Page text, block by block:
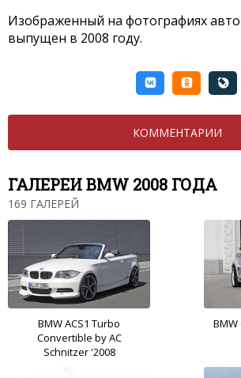
Изображенный на фотографиях
выпущен в 2008 году.
КОММЕНТАРИИ
ГАЛЕРЕИ BMW 2008 ГОДА
169 ГАЛЕРЕЙ
BMW ACS1 Turbo
Convertible by AC
Schnitzer '2008
BMW